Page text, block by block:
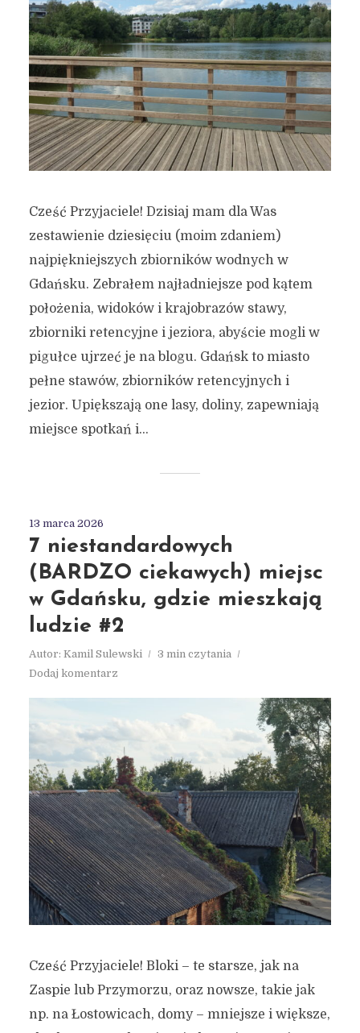
Cześć Przyjaciele! Dzisiaj mam dla Was
zestawienie dziesięciu (moim zdaniem)
najpiękniejszych zbiorników wodnych w
Gdańsku. Zebrałem najładniejsze pod kątem
położenia, widoków i krajobrazów stawy,
zbiorniki retencyjne i jeziora, abyście mogli w
pigułce ujrzeć je na blogu. Gdańsk to miasto
pełne stawów, zbiorników retencyjnych i
jezior. Upiększają one lasy, doliny, zapewniają
miejsce spotkań i...
13 marca 2026
7 niestandardowych
(BARDZO ciekawych) miejsc
w Gdańsku, gdzie mieszkają
ludzie #2
Autor: Kamil Sulewski
3 min czytania
Dodaj komentarz
Cześć Przyjaciele! Bloki – te starsze, jak na
Zaspie lub Przymorzu, oraz nowsze, takie jak
np. na Łostowicach, domy – mniejsze i większe,